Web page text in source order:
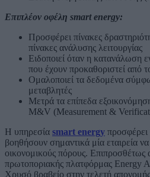
Επιπλέον οφέλη smart energy:
Προσφέρει πίνακες
πίνακες ανάλυσης λειτουργίας
Ειδοποιεί όταν η κατανάλωση
που έχουν προκαθοριστεί από
Ομαλοποιεί τα δεδομένα
μεταβλητές
Μετρά τα επίπεδα
M&V (Measurement &
Η υπηρεσία smart energy
βοηθήσουν σημαντικά μία εταιρεία
οικονομικούς πόρους. Επιπροσθέτως
πρωτοποριακής πλατφόρμας Energy
Χρυσό βραβείο στην τελετή